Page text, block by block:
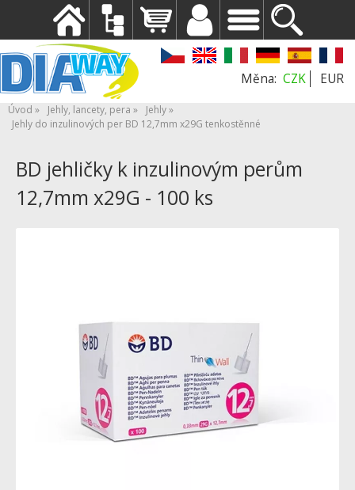
CZK EUR
Úvod Jehly, lancety, pera
Jehly
Jehly do inzulinových per BD 12,7mm x29G tenkostěnné
BD jehličky k inzulinovým perům
12,7mm x29G - 100 ks